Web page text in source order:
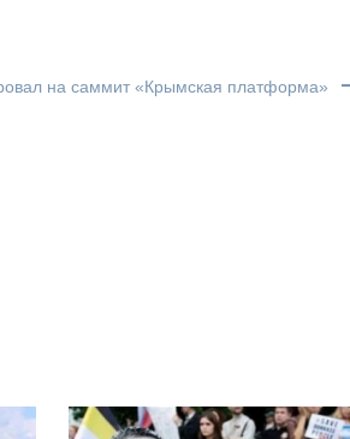
на саммит «Крымская платформа»